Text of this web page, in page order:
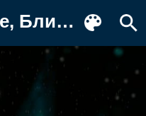
Лужа Фото